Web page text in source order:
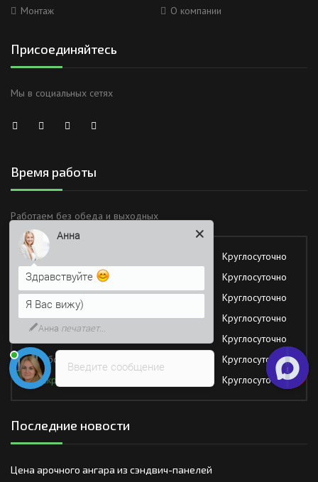
Монтаж О компании
Присоединяйтесь
Мы в социальных сетях
Время работы
Работаем без обеда и выходных
Понедельник
Круглосуточно
Вторник
Круглосуточно
Среда
Круглосуточно
Четверг
Круглосуточно
Круглосуточно
Суббота
Круглосуточно
Воскресение
Круглосуточно
Последние новости
Цена арочного ангара из сэндвич-панелей
Введите сообщение
Здравствуйте
Я Вас вижу)
Напишите сюда свой вопрос.
Возможно, его решение будет
быстрее